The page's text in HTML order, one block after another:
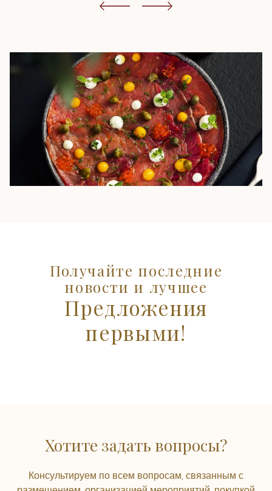
Получайте последние
новости и лучшее
Предложения
первыми!
Хотите задать вопросы?
Консультируем по всем вопросам, связанным с